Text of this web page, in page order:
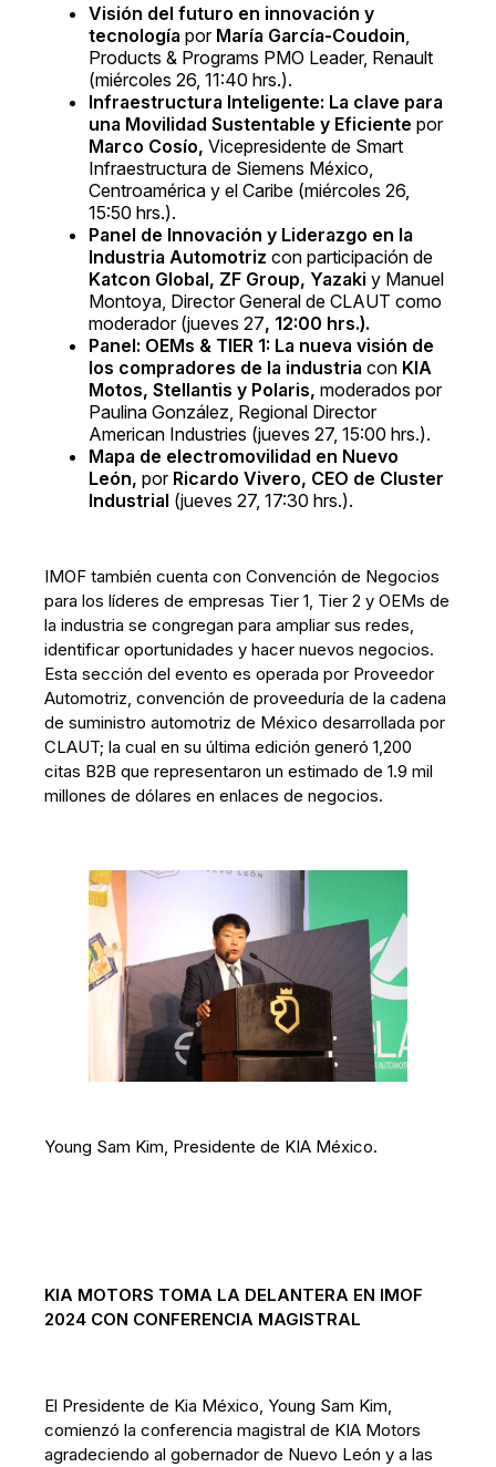
Visión del futuro en innovación y
tecnología por María García-Coudoin
Products & Programs PMO Leader, Renault
(miércoles 26, 11:40 hrs.).
Infraestructura Inteligente: La clave para
una Movilidad Sustentable y Eficientepor
Marco Cosío,Vicepresidente de Smart
Infraestructura de Siemens México,
Centroamérica y el Caribe (miércoles 26,
15:50 hrs.).
Panel de Innovación y Liderazgo en la
Industria Automotrizcon participación de
Katcon Global, ZF Group, Yazakiy Manuel
Montoya, Director General de CLAUT como
moderador (jueves 27, 12:00 hrs.).
Panel: OEMs & TIER 1: La nueva visión de
los compradores de la industriacon KIA
Motos, Stellantis y Polaris,moderados por
Paulina González, Regional Director
American Industries (jueves 27, 15:00 hrs.).
Mapa de electromovilidad en Nuevo
León,porRicardo Vivero, CEO de Cluster
Industrial (jueves 27, 17:30 hrs.).
IMOF también cuenta con Convención de Negocios
para los líderes de empresas Tier 1, Tier 2 y OEMs de
la industria se congregan para ampliar sus redes,
identificar oportunidades y hacer nuevos negocios.
Esta sección del evento es operada por Proveedor
Automotriz, convención de proveeduría de la cadena
de suministro automotriz de México desarrollada por
CLAUT; la cual en su última edición generó 1,200
citas B2B que representaron un estimado de 1.9 mil
millones de dólares en enlaces de negocios.
Young Sam Kim, Presidente de KIA México.
KIA MOTORS TOMA LA DELANTERA EN IMOF
2024 CON CONFERENCIA MAGISTRAL
El Presidente de Kia México, Young Sam Kim,
comienzó la conferencia magistral de KIA Motors
agradeciendo al gobernador de Nuevo León y a las